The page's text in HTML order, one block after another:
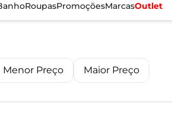
RoupasPromoçõesMarcasOutlet
Menor Preço Maior Preço